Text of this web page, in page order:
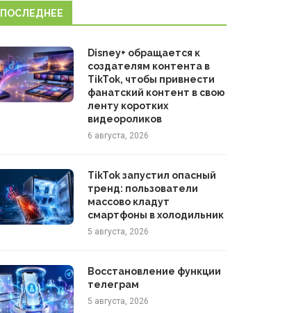
ПОСЛЕДНЕЕ
Disney+ обращается к
создателям контента в
TikTok, чтобы привнести
фанатский контент в свою
ленту коротких
видеороликов
6 августа, 2026
TikTok запустил опасный
тренд: пользователи
массово кладут
смартфоны в холодильник
5 августа, 2026
Восстановление функции
телеграм
5 августа, 2026